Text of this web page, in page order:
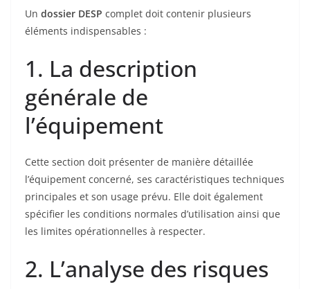
Un dossier DESP complet doit contenir plusieurs
éléments indispensables :
1. La description
générale de
l’équipement
Cette section doit présenter de manière détaillée
l’équipement concerné, ses caractéristiques techniques
principales et son usage prévu. Elle doit également
spécifier les conditions normales d’utilisation ainsi que
les limites opérationnelles à respecter.
2. L’analyse des risques